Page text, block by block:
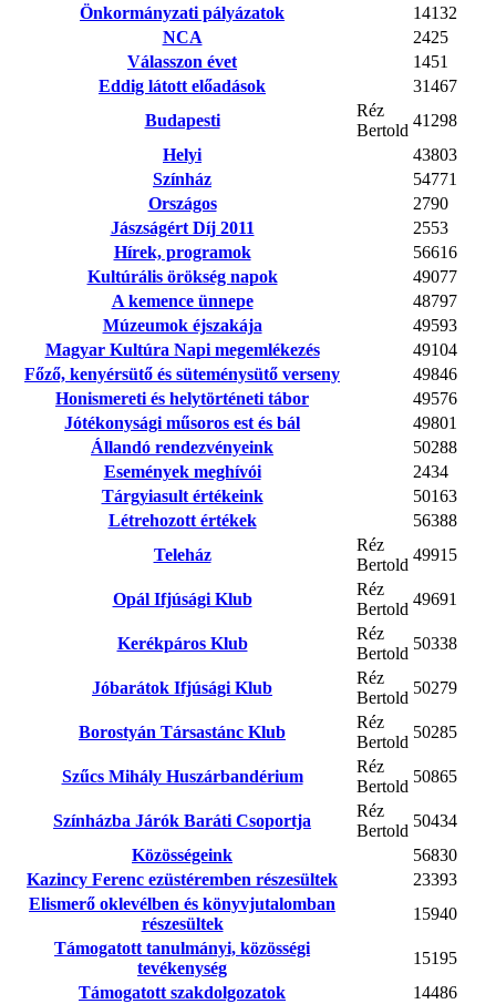
Önkormányzati pályázatok
14132
NCA
2425
Válasszon évet
1451
Eddig látott előadások
31467
Budapesti
Réz
Bertold
41298
Helyi
43803
Színház
54771
Országos
2790
Jászságért Díj 2011
2553
Hírek, programok
56616
Kultúrális örökség napok
49077
A kemence ünnepe
48797
Múzeumok éjszakája
49593
Magyar Kultúra Napi megemlékezés
49104
Főző, kenyérsütő és süteménysütő verseny
49846
Honismereti és helytörténeti tábor
49576
Jótékonysági műsoros est és bál
49801
Állandó rendezvényeink
50288
Események meghívói
2434
Tárgyiasult értékeink
50163
Létrehozott értékek
56388
Teleház
Réz
Bertold
49915
Opál Ifjúsági Klub
Réz
Bertold
49691
Kerékpáros Klub
Réz
Bertold
50338
Jóbarátok Ifjúsági Klub
Réz
Bertold
50279
Borostyán Társastánc Klub
Réz
Bertold
50285
Szűcs Mihály Huszárbandérium
Réz
Bertold
50865
Színházba Járók Baráti Csoportja
Réz
Bertold
50434
Közösségeink
56830
Kazincy Ferenc ezüstéremben részesültek
23393
Elismerő oklevélben és könyvjutalomban
részesültek
15940
Támogatott tanulmányi, közösségi
tevékenység
15195
Támogatott szakdolgozatok
14486